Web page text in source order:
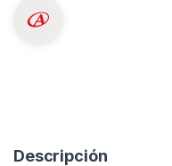
Descripción